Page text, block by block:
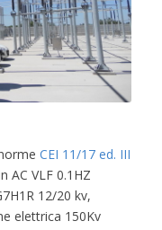
CEI 11/17 ed. III
AC VLF 0.1HZ
12/20 kv,
elettrica 150Kv